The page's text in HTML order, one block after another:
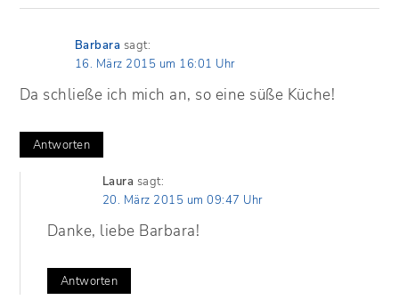
Barbara sagt:
16. März 2015 um 16:01 Uhr
Da schließe ich mich an, so eine süße Küche!
Antworten
Laura sagt:
20. März 2015 um 09:47 Uhr
Danke, liebe Barbara!
Antworten